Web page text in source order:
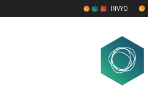
INVYO
INVYO
Insights
France